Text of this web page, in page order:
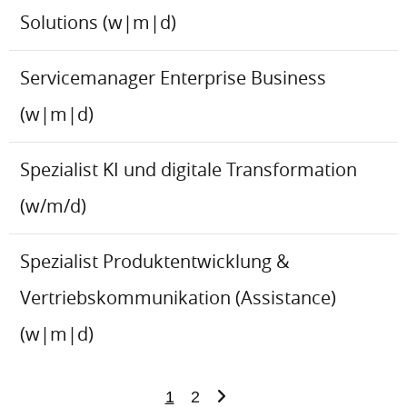
Solutions (w|m|d)
Servicemanager Enterprise Business
(w|m|d)
Spezialist KI und digitale Transformation
(w/m/d)
Spezialist Produktentwicklung &
Vertriebskommunikation (Assistance)
(w|m|d)
1 2